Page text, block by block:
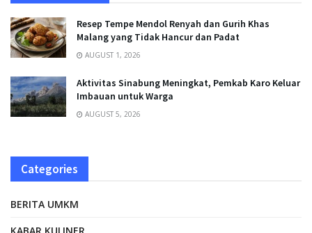
Resep Tempe Mendol Renyah dan Gurih Khas
Malang yang Tidak Hancur dan Padat
AUGUST 1, 2026
Aktivitas Sinabung Meningkat, Pemkab Karo Keluar
Imbauan untuk Warga
AUGUST 5, 2026
Categories
BERITA UMKM